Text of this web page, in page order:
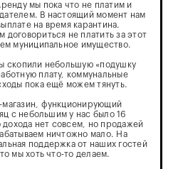
мы пока что не платим и
В настоящий момент нам
на время карантина.
не платить за этот
муниципальное имущество.
скопили небольшую «подушку
плату, коммунальные
пока ещё можем тянуть.
магазин, функционирующий
с небольшим у нас было 16
дохода нет совсем, но продажей
ничтожно мало. На
поддержка от наших гостей
мы хоть что-то делаем.